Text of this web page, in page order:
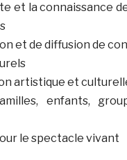
et la connaissance de
et de diffusion de
artistique et
enfants,
le spectacle vivant